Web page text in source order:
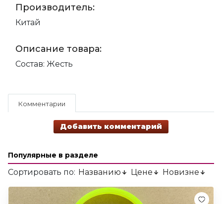
Производитель:
Китай
Описание товара:
Состав: Жесть
Комментарии
Добавить комментарий
Популярные в разделе
Сортировать по: Названию Цене Новизне